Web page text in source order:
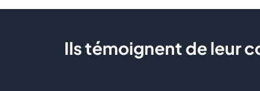
Ils témoignent de leur